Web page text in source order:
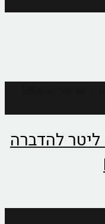
מרסס גב חשמלי 16 ליטר להדברה